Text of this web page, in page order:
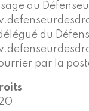
au
du
par la